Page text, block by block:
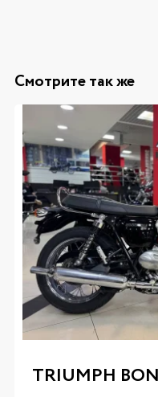
Смотрите так же
TRIUMPH